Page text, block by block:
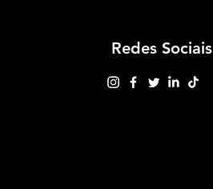
Redes Sociais